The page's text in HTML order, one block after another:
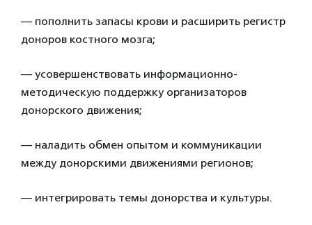
— пополнить запасы крови и расширить регистр
доноров костного мозга;
— усовершенствовать информационно-
методическую поддержку организаторов
донорского движения;
— наладить обмен опытом и коммуникации
между донорскими движениями регионов;
— интегрировать темы донорства и культуры.